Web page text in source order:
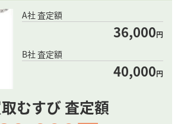
A社 査定額
36,000円
B社 査定額
40,000円
むすび 査定額